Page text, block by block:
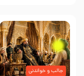
جالب و خواندنی